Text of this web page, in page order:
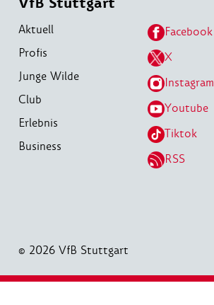
Aktuell
Profis
Junge Wilde
Club
Erlebnis
Business
Facebook
X
Instagram
Youtube
Tiktok
RSS
© 2026 VfB Stuttgart